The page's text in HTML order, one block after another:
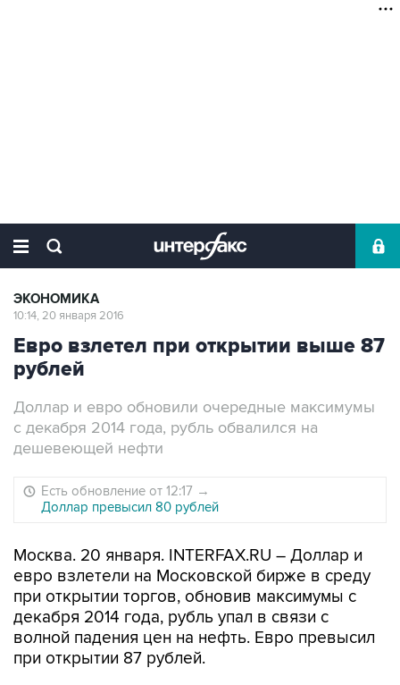
ЭКОНОМИКА
10:14, 20 января 2016
Евро взлетел при открытии выше 87
рублей
Доллар и евро обновили очередные максимумы
с декабря 2014 года, рубль обвалился на
дешевеющей нефти
Есть обновление от 12:17 →
Доллар превысил 80 рублей
Москва. 20 января. INTERFAX.RU – Доллар и
евро взлетели на Московской бирже в среду
при открытии торгов, обновив максимумы с
декабря 2014 года, рубль упал в связи с
волной падения цен на нефть. Евро превысил
при открытии 87 рублей.